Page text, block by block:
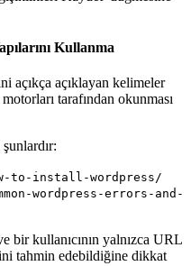
Kullanma
açıkça açıklayan kelimeler
tarafından okunması
to-install-wordpress/
wordpress-errors-and-
kullanıcının yalnızca URL
tahmin edebildiğine dikkat